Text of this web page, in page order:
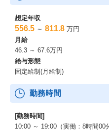
想定年収
556.5 ～ 811.8 万円
月給
46.3 ～ 67.6万円
給与形態
固定給制(月給制)
勤務時間
[勤務時間]
10:00 ～ 19:00（実働：8時間